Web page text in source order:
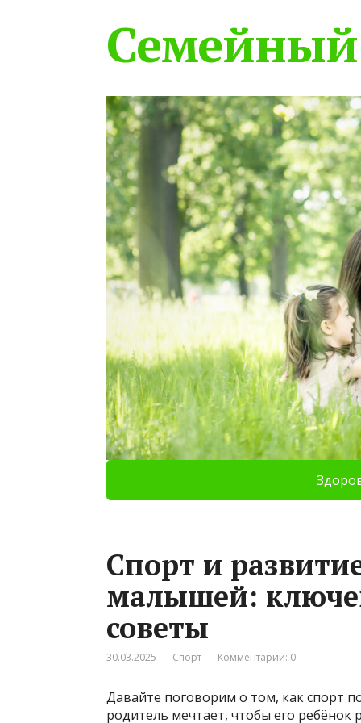
Семейный
Спорт и
малышей:
советы
30.03.2025 Спорт Комментарии: 0
Давайте поговорим о том, как спорт
родитель мечтает, чтобы его